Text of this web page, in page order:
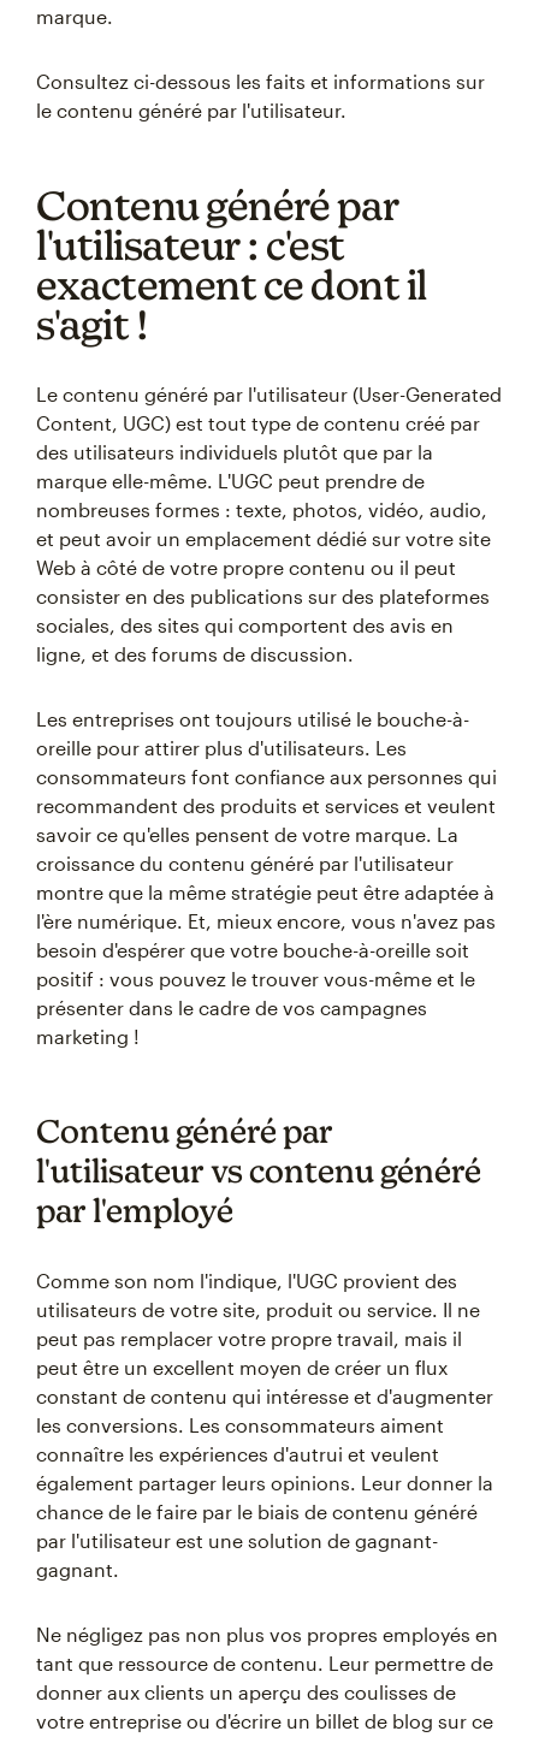
marque.
Consultez ci-dessous les faits et informations sur
le contenu généré par l'utilisateur.
Contenu généré par
l'utilisateur : c'est
exactement ce dont il
s'agit !
Le contenu généré par l'utilisateur (User-Generated
Content, UGC) est tout type de contenu créé par
des utilisateurs individuels plutôt que par la
marque elle-même. L'UGC peut prendre de
nombreuses formes : texte, photos, vidéo, audio,
et peut avoir un emplacement dédié sur votre site
Web à côté de votre propre contenu ou il peut
consister en des publications sur des plateformes
sociales, des sites qui comportent des avis en
ligne, et des forums de discussion.
Les entreprises ont toujours utilisé le bouche-à-
oreille pour attirer plus d'utilisateurs. Les
consommateurs font confiance aux personnes qui
recommandent des produits et services et veulent
savoir ce qu'elles pensent de votre marque. La
croissance du contenu généré par l'utilisateur
montre que la même stratégie peut être adaptée à
l'ère numérique. Et, mieux encore, vous n'avez pas
besoin d'espérer que votre bouche-à-oreille soit
positif : vous pouvez le trouver vous-même et le
présenter dans le cadre de vos campagnes
marketing !
Contenu généré par
l'utilisateur vs contenu généré
par l'employé
Comme son nom l'indique, l'UGC provient des
utilisateurs de votre site, produit ou service. Il ne
peut pas remplacer votre propre travail, mais il
peut être un excellent moyen de créer un flux
constant de contenu qui intéresse et d'augmenter
les conversions. Les consommateurs aiment
connaître les expériences d'autrui et veulent
également partager leurs opinions. Leur donner la
chance de le faire par le biais de contenu généré
par l'utilisateur est une solution de gagnant-
gagnant.
Ne négligez pas non plus vos propres employés en
tant que ressource de contenu. Leur permettre de
donner aux clients un aperçu des coulisses de
votre entreprise ou d'écrire un billet de blog sur ce